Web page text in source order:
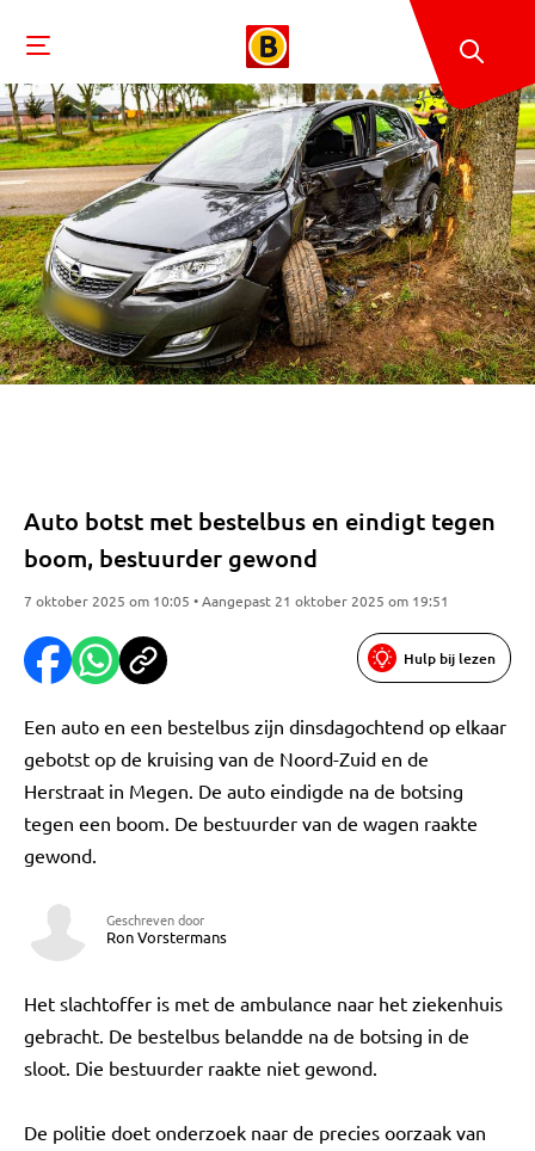
Auto botst met bestelbus en eindigt tegen
boom, bestuurder gewond
7 oktober 2025 om 10:05 • Aangepast 21 oktober 2025 om 19:51
Hulp bij lezen
Een auto en een bestelbus zijn dinsdagochtend op elkaar
gebotst op de kruising van de Noord-Zuid en de
Herstraat in Megen. De auto eindigde na de botsing
tegen een boom. De bestuurder van de wagen raakte
gewond.
Geschreven door
Ron Vorstermans
Het slachtoffer is met de ambulance naar het ziekenhuis
gebracht. De bestelbus belandde na de botsing in de
sloot. Die bestuurder raakte niet gewond.
De politie doet onderzoek naar de precies oorzaak van